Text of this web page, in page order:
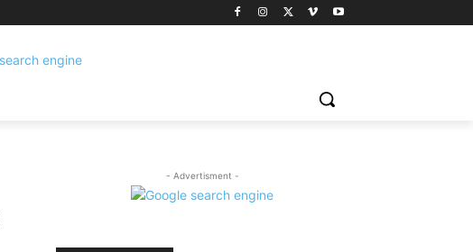
- Advertisment -